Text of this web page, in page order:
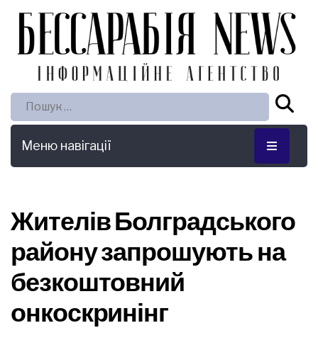
Пошук:
Меню навігації
Жителів Болградського
району запрошують на
безкоштовний
онкоскринінг